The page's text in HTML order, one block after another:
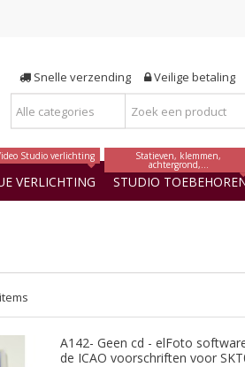
Snelle verzending Veilige betaling
VERLICHTING
Studio verlichting
STUDIO
Statieven, klemmen,
achtergrond,...
A142- Geen cd - elFoto
de ICAO voorschriften voor